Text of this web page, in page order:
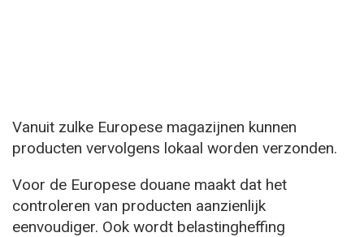
Vanuit zulke Europese magazijnen kunnen
producten vervolgens lokaal worden verzonden.
Voor de Europese douane maakt dat het
controleren van producten aanzienlijk
eenvoudiger. Ook wordt belastingheffing